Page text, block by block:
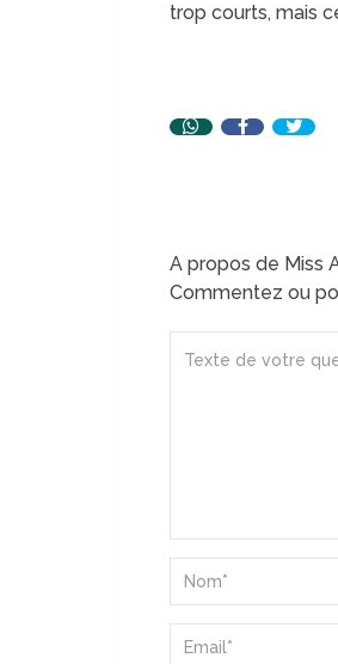
trop courts, mais
A propos de Miss
Commentez ou